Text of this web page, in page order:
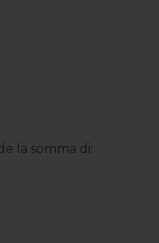
la somma di: